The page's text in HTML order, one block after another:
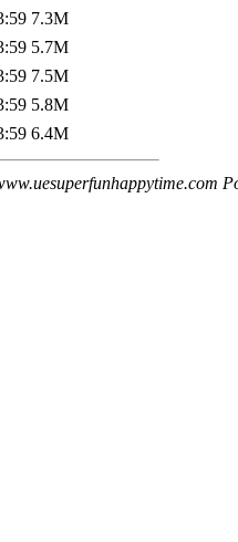
7.3M
5.7M
7.5M
5.8M
6.4M